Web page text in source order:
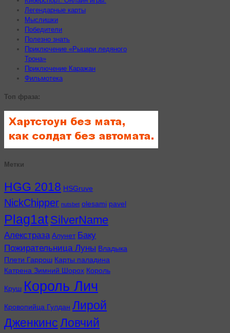
Легендарные карты
Мыслишки
Победители
Полезно знать
Приключение «Рыцари ледяного
Трона»
Приключение Каражан
Фильмотека
Топ фраза:
Метки
HGG 2018 HSGruve
NickChipper nutsbet olesami pavel
Plag1at SilverName
Алекстраза Алунет Баку
Пожирательница Луны Владыка
Плети Гаррош Карты паладина
Катрена Зимний Шорох Король
Круш Король Лич
Кровопийца Гулдан Лирой
ДженкинсЛовчий